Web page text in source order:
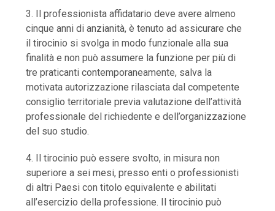
3. Il professionista affidatario deve avere almeno
cinque anni di anzianità, è tenuto ad assicurare che
il tirocinio si svolga in modo funzionale alla sua
finalità e non può assumere la funzione per più di
tre praticanti contemporaneamente, salva la
motivata autorizzazione rilasciata dal competente
consiglio territoriale previa valutazione dell’attività
professionale del richiedente e dell’organizzazione
del suo studio.
4. Il tirocinio può essere svolto, in misura non
superiore a sei mesi, presso enti o professionisti
di altri Paesi con titolo equivalente e abilitati
all’esercizio della professione. Il tirocinio può